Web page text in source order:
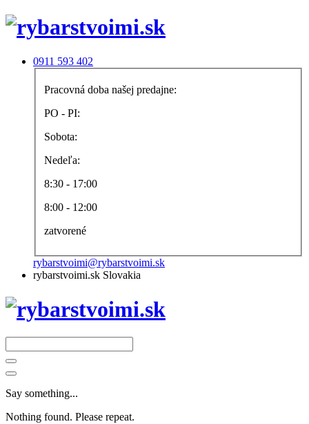
0911 593 402
Pracovná doba našej predajne:
PO - PI:
Sobota:
Nedeľa:
8:30 - 17:00
8:00 - 12:00
zatvorené
rybarstvoimi@rybarstvoimi.sk
rybarstvoimi.sk Slovakia
Say something...
Nothing found. Please repeat.